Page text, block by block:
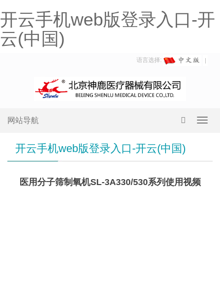
开云手机web版登录入口-开
云(中国)
语言选择:
网站导航
开云手机web版登录入口-开云(中国)
医用分子筛制氧机SL-3A330/530系列使用视频